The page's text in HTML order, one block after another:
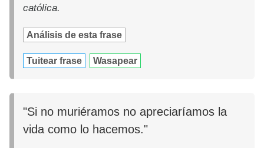
católica.
Análisis de esta frase
Tuitear frase Wasapear
"Si no muriéramos no apreciaríamos la
vida como lo hacemos."